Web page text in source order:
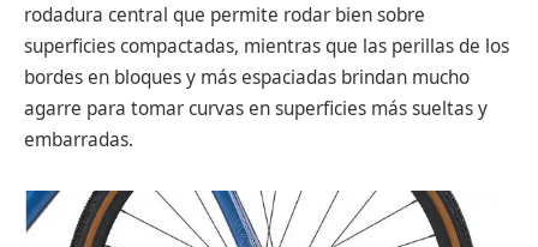
rodadura central que permite rodar bien sobre
superficies compactadas, mientras que las perillas de los
bordes en bloques y más espaciadas brindan mucho
agarre para tomar curvas en superficies más sueltas y
embarradas.